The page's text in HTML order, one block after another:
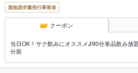
適格請求書発行事業者
クーポン
当日OK！サク飲みにオススメ♪90分単品飲み放
分前